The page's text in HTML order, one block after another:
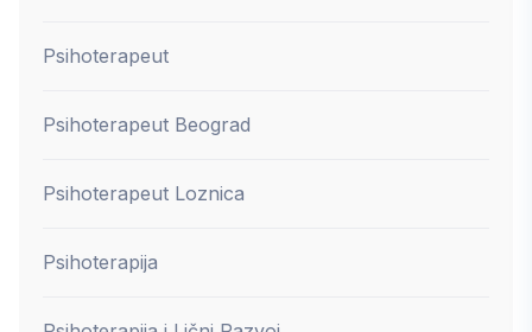
Psihoterapeut
Psihoterapeut Beograd
Psihoterapeut Loznica
Psihoterapija